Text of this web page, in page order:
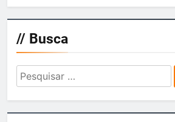
// Busca
Pesquisar
por: